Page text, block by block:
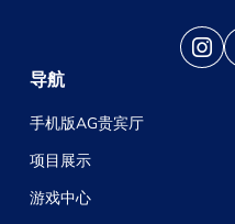
导航
手机版AG贵宾厅
项目展示
游戏中心